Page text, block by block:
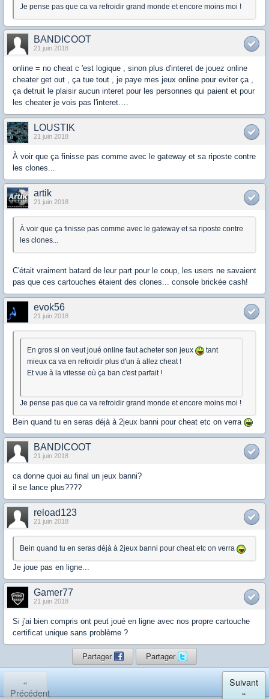
Je pense pas que ca va refroidir grand monde et encore moins moi !
BANDICOOT
21 juin 2018
online = no cheat c 'est logique , sinon plus d'interet de jouez online
cheater get out , ça tue tout , je paye mes jeux online pour eviter ça ,
ça detruit le plaisir aucun interet pour les personnes qui paient et pour
les cheater je vois pas l'interet….
LOUSTIK
21 juin 2018
À voir que ça finisse pas comme avec le gateway et sa riposte contre
les clones...
artik
21 juin 2018
À voir que ça finisse pas comme avec le gateway et sa riposte contre
les clones...
C'était vraiment batard de leur part pour le coup, les users ne savaient
pas que ces cartouches étaient des clones... console brickée cash!
evok56
21 juin 2018
En gros si on veut joué online faut acheter son jeux
tant
mieux ca va en refroidir plus d'un à allez cheat !
Et vue à la vitesse où ça ban c'est parfait !
Je pense pas que ca va refroidir grand monde et encore moins moi !
Bein quand tu en seras déjà à 2jeux banni pour cheat etc on verra
BANDICOOT
21 juin 2018
ca donne quoi au final un jeux banni?
il se lance plus????
reload123
21 juin 2018
Bein quand tu en seras déjà à 2jeux banni pour cheat etc on verra
Je joue pas en ligne...
Gamer77
21 juin 2018
Si j'ai bien compris ont peut joué en ligne avec nos propre cartouche
certificat unique sans problème ?
Partager Partager
«
Précédent
Suivant
»